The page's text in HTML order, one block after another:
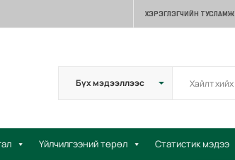
ХЭРЭГЛЭГЧИЙН ТУСЛАМЖ
Үйлчилгээний төрөл Статистик мэдээ